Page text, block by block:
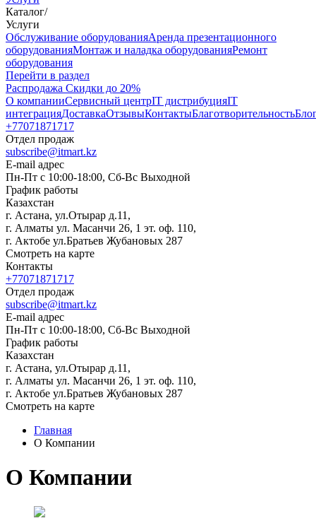
Каталог/
Услуги
Oбслуживание оборудованияАренда презентационного
оборудованияМонтаж и наладка оборудованияРемонт
оборудования
Перейти в раздел
Распродажа Скидки до 20%
О компанииСервисный центрIT дистрибуцияIT
интеграцияДоставкаОтзывыКонтактыБлаготворительность
+77071871717
Отдел продаж
subscribe@itmart.kz
E-mail адрес
Пн-Пт с 10:00-18:00, Сб-Вс Выходной
График работы
Казахстан
г. Астана, ул.Отырар д.11,
г. Алматы ул. Масанчи 26, 1 эт. оф. 110,
г. Актобе ул.Братьев Жубановых 287
Смотреть на карте
Контакты
+77071871717
Отдел продаж
subscribe@itmart.kz
E-mail адрес
Пн-Пт с 10:00-18:00, Сб-Вс Выходной
График работы
Казахстан
г. Астана, ул.Отырар д.11,
г. Алматы ул. Масанчи 26, 1 эт. оф. 110,
г. Актобе ул.Братьев Жубановых 287
Смотреть на карте
Главная
О Компании
О Компании